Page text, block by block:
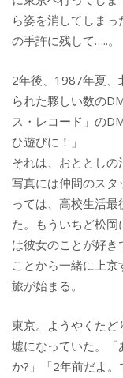
ら姿を消してしま
の手許に残して…..。
2年後、1987年夏、
られた夥しい数の
ス・レコード」の
ひ遊びに！」
それは、おととし
写真には仲間のスタ
っては、高校生活
た。もういちど松
は彼女のことが好
ことから一緒に上
旅が始まる。
東京。ようやくた
墟になっていた。
か?」「2年前だよ